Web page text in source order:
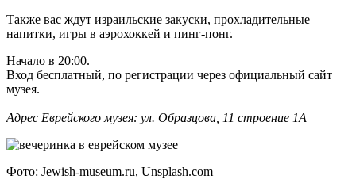
Также вас ждут израильские закуски, прохладительные
напитки, игры в аэрохоккей и пинг-понг.
Начало в 20:00.
Вход бесплатный, по регистрации через официальный сайт
музея.
Адрес Еврейского музея: ул. Образцова, 11 строение 1А
Фото: Jewish-museum.ru, Unsplash.com